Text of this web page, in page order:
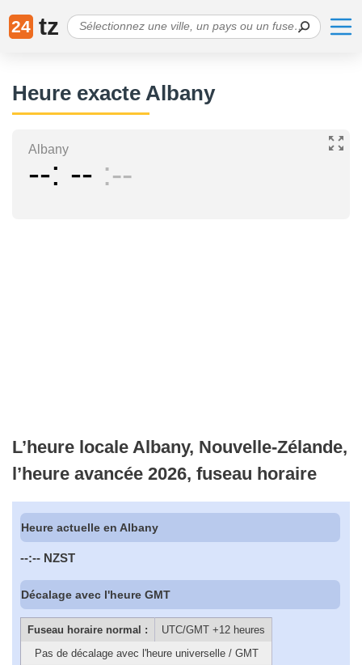
24 tz
Heure exacte Albany
Albany
-- -- --
L’heure locale Albany, Nouvelle-Zélande,
l’heure avancée 2026, fuseau horaire
Heure actuelle en Albany
--:-- NZST
Décalage avec l'heure GMT
Fuseau horaire normal :
UTC/GMT +12 heures
Pas de décalage avec l'heure universelle / GMT